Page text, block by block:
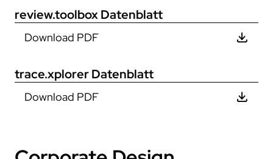
review.toolboxDatenblatt
Download PDF
trace.xplorerDatenblatt
Download PDF